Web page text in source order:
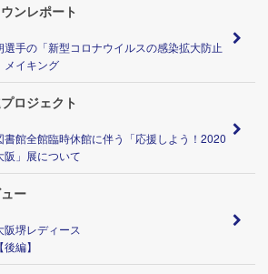
ンレポート
選手の「新型コロナウイルスの感染拡大防止
メイキング
ロジェクト
書館全館臨時休館に伴う「応援しよう！2020
阪」展について
ー
阪堺レディース
編】